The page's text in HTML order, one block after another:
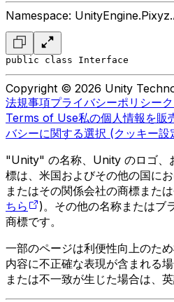
Namespace:
public class Interface
Copyright © 2026 Unity
法規事項プライバシーポリシー
Terms of Use私の個人情報を販
バシーに関する選択 (クッキー設
"Unity" の名称、Unity のロゴ、
標は、米国およびその他の国に
またはその関係会社の商標また
ちら
)。その他の名称またはブ
商標です。
一部のページは利便性向上のた
内容に不正確な表現が含まれる
または不一致が生じた場合は、